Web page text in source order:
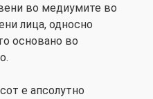
во медиумите во
лица, односно
основано во
е апсолутно